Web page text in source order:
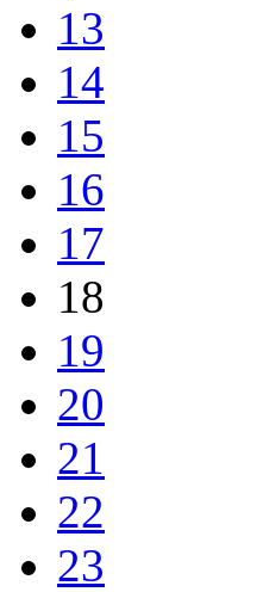
13
14
15
16
17
18
19
20
21
22
23